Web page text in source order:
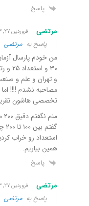
پاسخ
مرتضی فروردین ۲۷, ۱۳۹۳ ۰:۲۵ ق٫ظ
پاسخ به مرتضی
و تهران و علم و
مصاحبه نشدم !!!!
تخصصی هاشون تقریبا ۷۰ به بالا
منم نگفتم دقیق ۲۰۰ میشه امسال این درصدا که. :D
استعداد رو خراب
همین بیاریم.
پاسخ
مرتضی فروردین ۲۷, ۱۳۹۳ ۰:۲۷ ق٫ظ
پاسخ به مرتضی